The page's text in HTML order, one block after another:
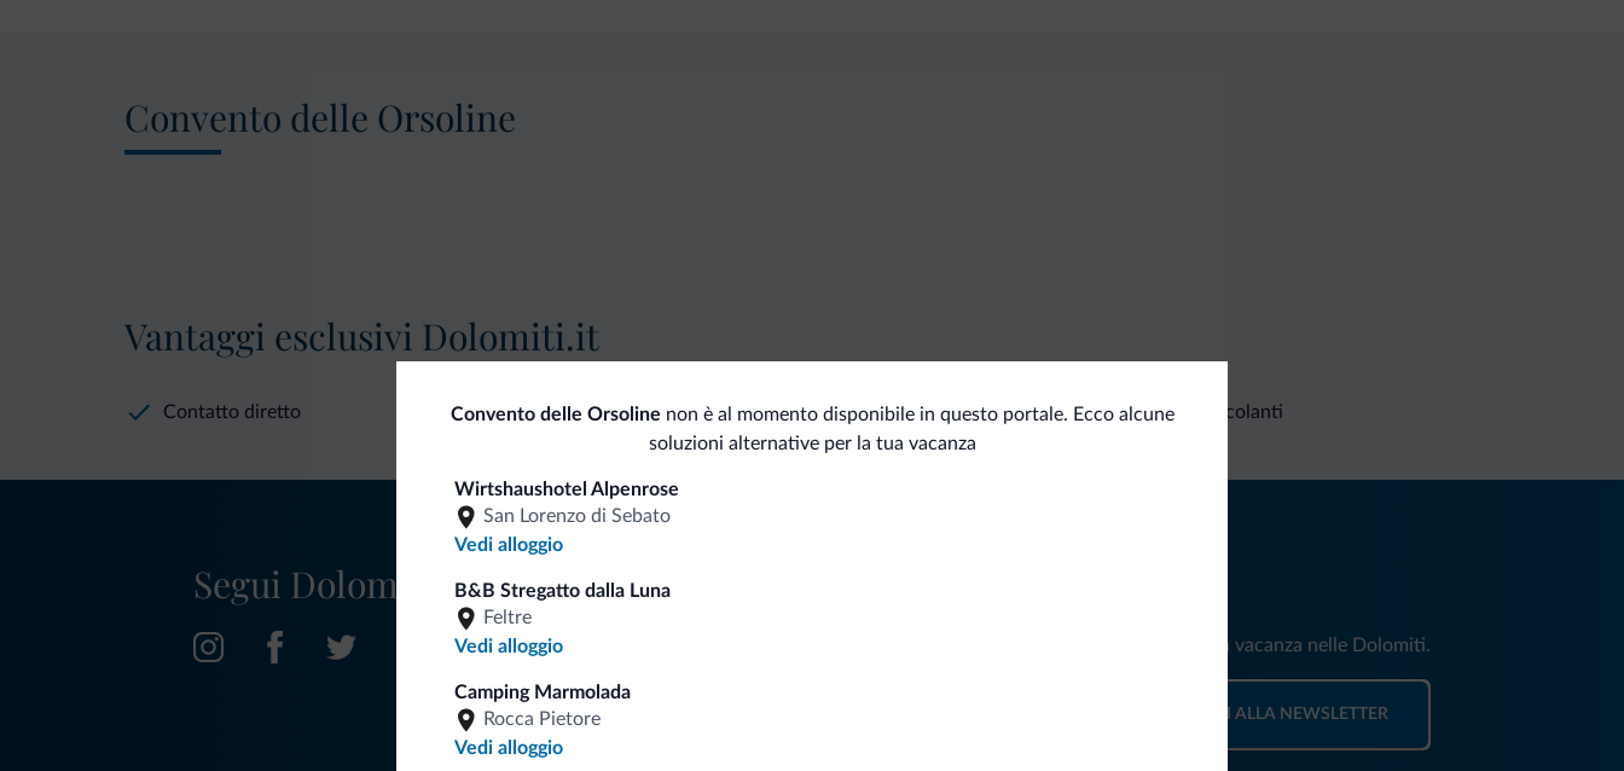
Convento delle Orsoline
Convento delle Orsoline non è al momento disponibile in questo portale. Ecco alcune
soluzioni alternative per la tua vacanza
Wirtshaushotel Alpenrose
San Lorenzo di Sebato
Vedi alloggio
B&B Stregatto dalla Luna
Feltre
Vedi alloggio
Camping Marmolada
Rocca Pietore
Vedi alloggio
Vantaggi esclusivi Dolomiti.it
Contatto diretto Tariffe vantaggiose Richieste non vincolanti
Segui Dolomiti.it
Riceverai informazioni, offerte esclusive e news per la tua vacanza nelle Dolomiti.
ISCRIVITI ALLA NEWSLETTER